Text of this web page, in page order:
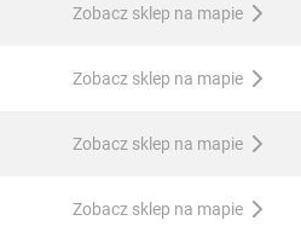
Zobacz sklep na mapie
Zobacz sklep na mapie
Zobacz sklep na mapie
Zobacz sklep na mapie